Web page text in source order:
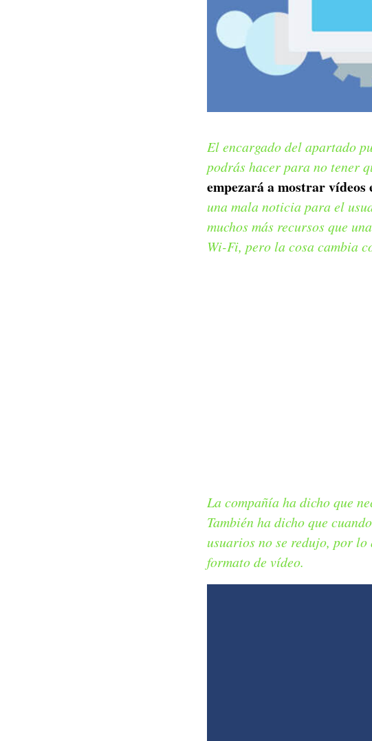
El encargado del apartado
podrás hacer para no tener
empezará a mostrar vídeos
una mala noticia para el
muchos más recursos que
Wi-Fi, pero la cosa cambia
La compañía ha dicho que
También ha dicho que
usuarios no se redujo, por lo
formato de vídeo.